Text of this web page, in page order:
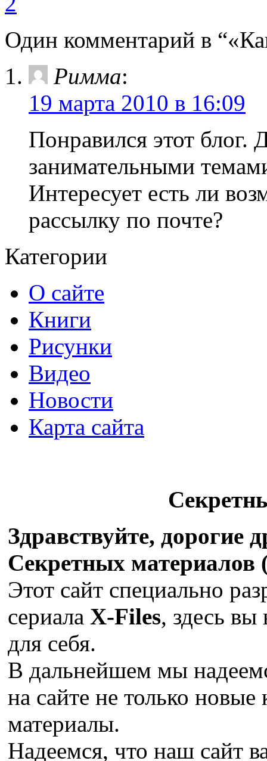
Один комментарий в
Римма:
19 марта 2010 в 16:09
Понравился этот блог.
занимательными
Интересует есть ли
рассылку по почте?
Категории
О сайте
Книги
Рисунки
Видео
Новости
Карта сайта
Здравствуйте, дорогие
Секретных материалов
Этот сайт специально
сериала X-Files, здесь вы
для себя.
В дальнейшем мы
на сайте не только
материалы.
Надеемся, что наш сайт